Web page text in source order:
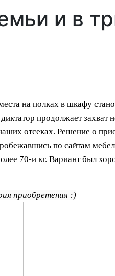
и в
на полках в шкафу
продолжает захват
отсеках. Решение о
по сайтам
70-и кг. Вариант был
приобретения :)